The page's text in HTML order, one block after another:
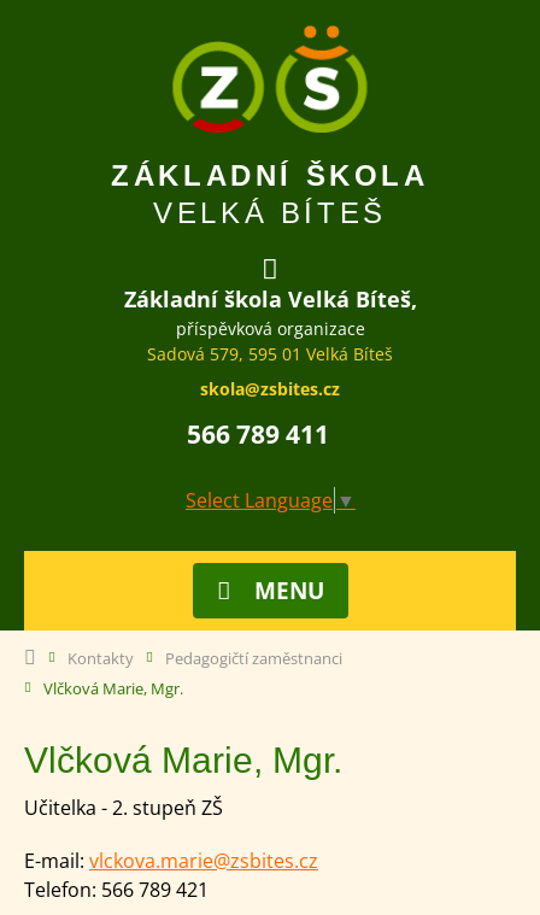
ZÁKLADNÍ ŠKOLA
VELKÁ BÍTEŠ
Základní škola Velká Bíteš,
příspěvková organizace
Sadová 579, 595 01 Velká Bíteš
skola@zsbites.cz
566 789 411
Select Language ▼
MENU
Kontakty
Pedagogičtí zaměstnanci
Vlčková Marie, Mgr.
Vlčková Marie, Mgr.
Učitelka - 2. stupeň ZŠ
E-mail: vlckova.marie@zsbites.cz
Telefon: 566 789 421